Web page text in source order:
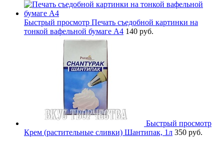
Быстрый просмотр Печать съедобной картинки на
тонкой вафельной бумаге А4 140 руб.
Быстрый просмотр
Крем (растительные сливки) Шантипак, 1л 350 руб.